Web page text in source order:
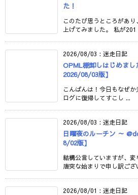
た！
このたび思うところがあ
上げてみました。 私が201
2026/08/03 : 迷走日記
OPML棚卸しはじめま
2026/08/03版】
こんばんは！今日もなぜ
ログに復帰してすこし ...
2026/08/03 : 迷走日記
日曜夜のルーチン ～
8/02版】
結構公言していますが、変
唐突な始まりで申し訳ござ
2026/08/01 : 迷走日記